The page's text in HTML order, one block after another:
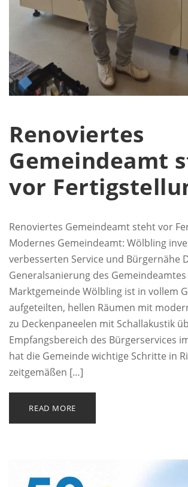
Renoviertes
Gemeindeamt
vor
Renoviertes Gemeindeamt steht vor
Modernes Gemeindeamt: Wölbling
verbesserten Service und Bürgernähe
Generalsanierung des
Marktgemeinde Wölbling ist in vollem
aufgeteilten, hellen Räumen mit
zu Deckenpaneelen mit Schallakustik
Empfangsbereich des Bürgerservices
hat die Gemeinde wichtige Schritte in
zeitgemäßen […]
READ MORE